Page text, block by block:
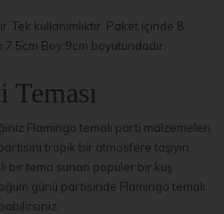
kullanımlıktır. Paket içinde 8
Boy:9cm boyutundadır.
Flamingo temalı parti malzemeleri
tropik bir atmosfere taşıyın.
bir tema sunan popüler bir kuş
günü partisinde Flamingo temalı